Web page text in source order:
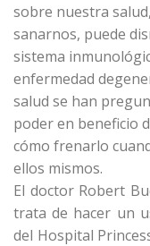
sobre nuestra
sanarnos, puede
sistema
enfermedad
salud se han
poder en beneficio
cómo frenarlo
ellos mismos.
El doctor Robert
trata de hacer un
del Hospital